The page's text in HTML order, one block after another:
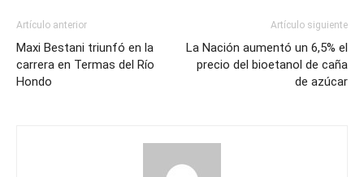
Artículo anterior
Maxi Bestani triunfó en la
carrera en Termas del Río
Hondo
Artículo siguiente
La Nación aumentó un 6,5% el
precio del bioetanol de caña
de azúcar